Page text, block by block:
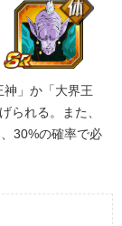
神」か「大界王
られる。また、
30%の確率で必